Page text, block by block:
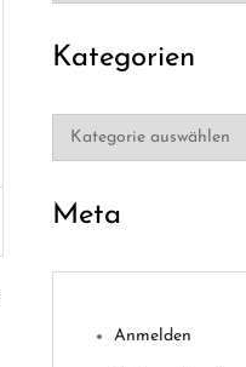
Kategorien
Kategorien
Meta
Anmelden